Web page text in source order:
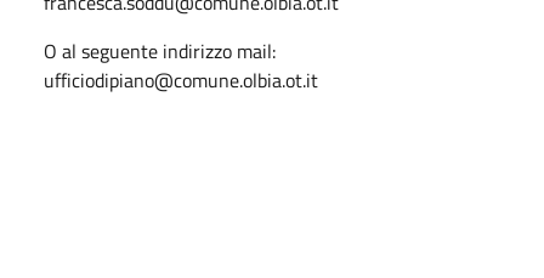
O al seguente indirizzo mail:
ufficiodipiano@comune.olbia.ot.it